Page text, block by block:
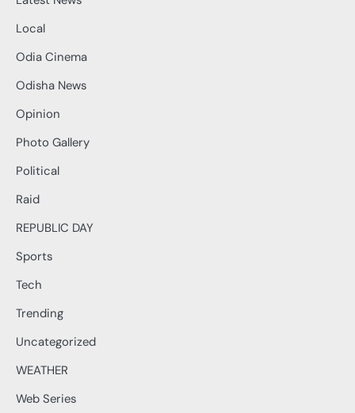
Local
Odia Cinema
Odisha News
Opinion
Photo Gallery
Political
Raid
REPUBLIC DAY
Sports
Tech
Trending
Uncategorized
WEATHER
Web Series